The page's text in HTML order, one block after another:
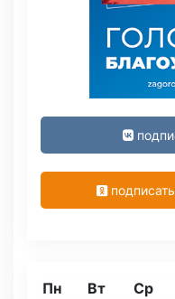
Пн Вт Ср